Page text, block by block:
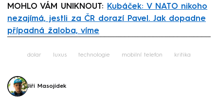
MOHLO VÁM UNIKNOUT:
Kubáček: V NATO nikoho
nezajímá, jestli za ČR dorazí Pavel. Jak dopadne
případná žaloba, víme
dolar luxus technologie mobilní telefon kritika
Jiří Masojídek